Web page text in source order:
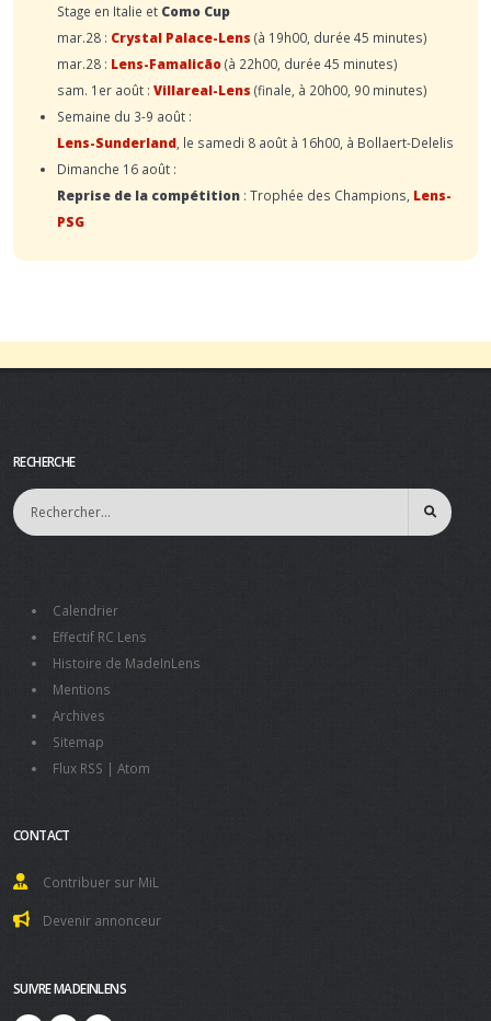
Stage en Italie et Como Cup
mar.28 : Crystal Palace-Lens (à 19h00, durée 45 minutes)
mar.28 : Lens-Famalicão(à 22h00, durée 45 minutes)
sam. 1er août : Villareal-Lens (finale, à 20h00, 90 minutes)
Semaine du 3-9 août :
Lens-Sunderland , le samedi 8 août à 16h00, à Bollaert-Delelis
Dimanche 16 août :
Reprise de la compétition : Trophée des Champions, Lens-
PSG
RECHERCHE
Calendrier
Effectif RC Lens
Histoire de MadeInLens
Mentions
Archives
Sitemap
Flux RSS | Atom
CONTACT
Contribuer sur MiL
Devenir annonceur
SUIVRE MADEINLENS